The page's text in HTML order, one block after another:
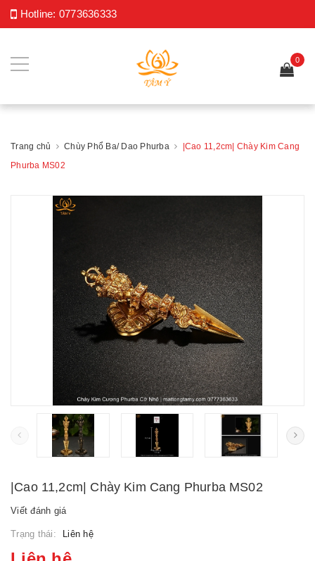
Hotline: 0773636333
0
Trang chủ Chùy Phổ Ba/ Dao Phurba |Cao 11,2cm| Chày Kim Cang
Phurba MS02
|Cao 11,2cm| Chày Kim Cang Phurba MS02
Viết đánh giá
Trạng thái: Liên hệ